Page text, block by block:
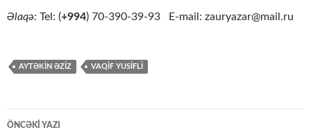
Əlaqə: Tel: (+994) 70-390-39-93 E-mail: zauryazar@mail.ru
AYTƏKİN ƏZİZ VAQİF YUSİFLİ
Yazılar
ÖNCƏKI YAZI